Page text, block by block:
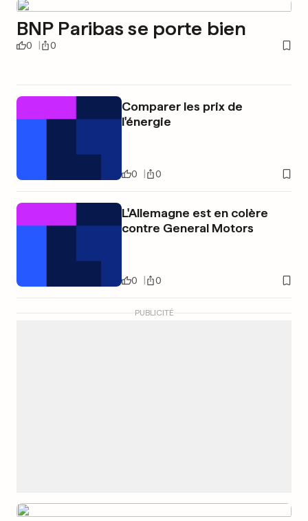
BNP Paribas se porte bien
0 0
Comparer les prix de
l'énergie
0 0
L'Allemagne est en colère
contre General Motors
0 0
PUBLICITÉ